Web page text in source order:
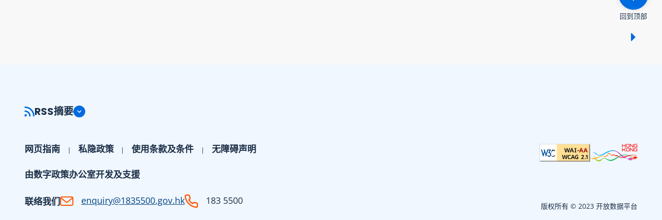
回到顶部
RSS摘要
网页指南 私隐政策 使用条款及条件 无障碍声明
由数字政策办公室开发及支援
联络我们 enquiry@1835500.gov.hk 183 5500 版权所有 © 2023 开放数据平台